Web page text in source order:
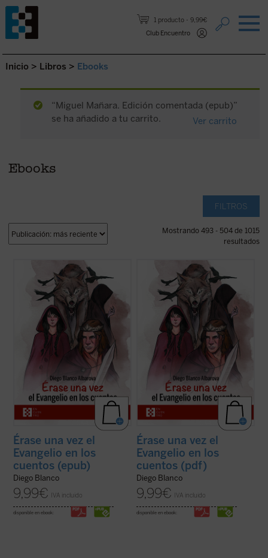
1 producto
9,99€
Club Encuentro
Saltar al contenido.
Inicio > Libros > Ebooks
“Miguel Mañara. Edición comentada (epub)”
se ha añadido a tu carrito.
Ver carrito
Ebooks
FILTROS
Mostrando 493 - 504 de 1015
resultados
¿Qué esconden en su interior los cuentos
de la tradición occidental? ¿Por qué
durante generaciones se les ha leído y
enseñado a los niños? ¿Son meramente
ejemplos «morales» o «lecciones de vida»
para encauzar el comportamiento de los ...
Érase una vez el
Evangelio en los
cuentos (epub)
Diego Blanco
9,99€ IVA incluido
disponible en ebook:
¿Qué esconden en su interior los cuentos
de la tradición occidental? ¿Por qué
durante generaciones se les ha leído y
enseñado a los niños? ¿Son meramente
ejemplos «morales» o «lecciones de vida»
para encauzar el comportamiento de los ...
Érase una vez el
Evangelio en los
cuentos (pdf)
Diego Blanco
9,99€ IVA incluido
disponible en ebook: